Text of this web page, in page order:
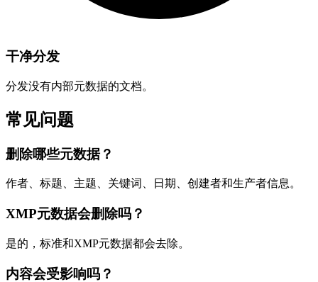
干净分发
分发没有内部元数据的文档。
常见问题
删除哪些元数据？
作者、标题、主题、关键词、日期、创建者和生产者信息。
XMP元数据会删除吗？
是的，标准和XMP元数据都会去除。
内容会受影响吗？